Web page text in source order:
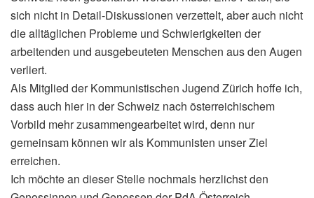
sich nicht in Detail-Diskussionen verzettelt, aber auch nicht
die alltäglichen Probleme und Schwierigkeiten der
arbeitenden und ausgebeuteten Menschen aus den Augen
verliert.
Als Mitglied der Kommunistischen Jugend Zürich hoffe ich,
dass auch hier in der Schweiz nach österreichischem
Vorbild mehr zusammengearbeitet wird, denn nur
gemeinsam können wir als Kommunisten unser Ziel
erreichen.
Ich möchte an dieser Stelle nochmals herzlichst den